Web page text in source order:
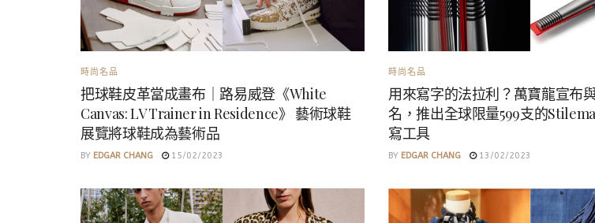
時尚名品
把球鞋皮革當成畫布｜路易威登《White
Canvas: LV Trainer in Residence》 藝術球鞋
展覽將球鞋成為藝術品
BY EDGAR CHANG 15/02/2023
時尚名品
用來寫字的法拉利？萬寶龍宣布
名，推出全球限量599支的
寫工具
BY EDGAR CHANG 13/02/2023